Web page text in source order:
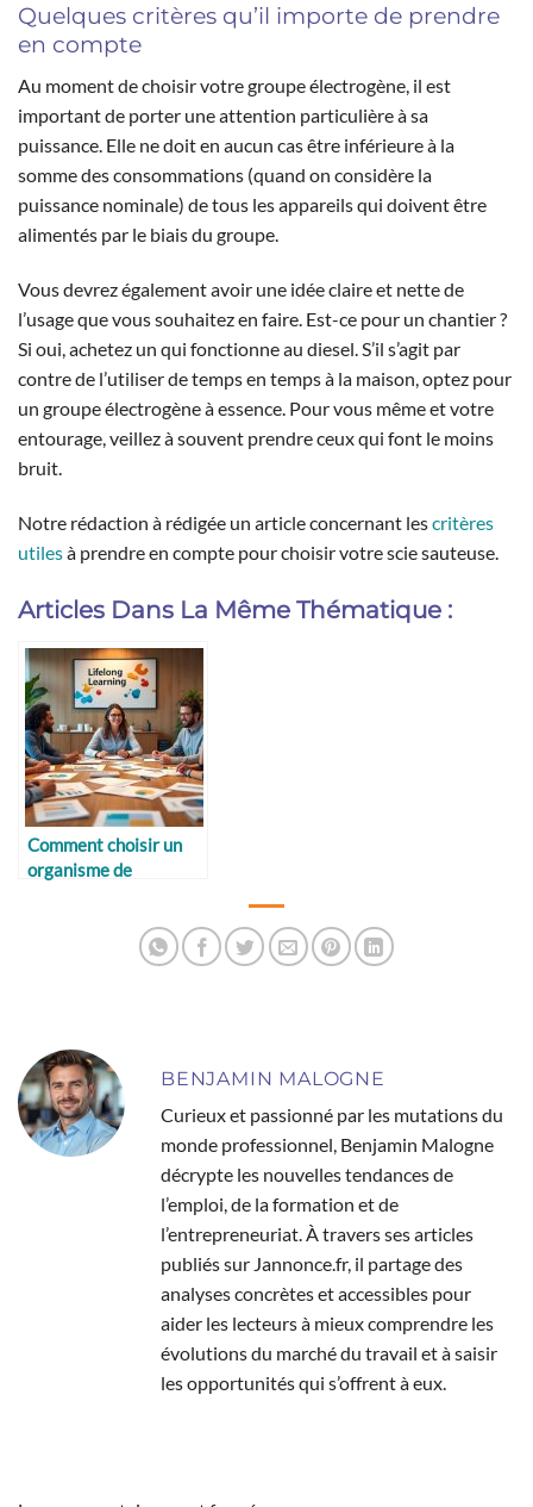
Quelques critères qu’il importe de prendre
en compte
Au moment de choisir votre groupe électrogène, il est
important de porter une attention particulière à sa
puissance. Elle ne doit en aucun cas être inférieure à la
somme des consommations (quand on considère la
puissance nominale) de tous les appareils qui doivent être
alimentés par le biais du groupe.
Vous devrez également avoir une idée claire et nette de
l’usage que vous souhaitez en faire. Est-ce pour un chantier ?
Si oui, achetez un qui fonctionne au diesel. S’il s’agit par
contre de l’utiliser de temps en temps à la maison, optez pour
un groupe électrogène à essence. Pour vous même et votre
entourage, veillez à souvent prendre ceux qui font le moins
bruit.
Notre rédaction à rédigée un article concernant lescritères
utilesà prendre en compte pour choisir votre scie sauteuse.
Articles Dans La Même Thématique :
Comment choisir un
organisme de
BENJAMIN MALOGNE
Curieux et passionné par les mutations du
monde professionnel, Benjamin Malogne
décrypte les nouvelles tendances de
l’emploi, de la formation et de
l’entrepreneuriat. À travers ses articles
publiés sur Jannonce.fr, il partage des
analyses concrètes et accessibles pour
aider les lecteurs à mieux comprendre les
évolutions du marché du travail et à saisir
les opportunités qui s’offrent à eux.